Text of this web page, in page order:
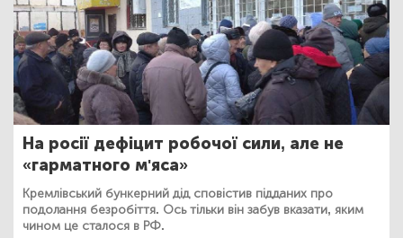
На росії дефіцит робочої сили, але не
«гарматного м'яса»
Кремлівський бункерний дід сповістив підданих про
подолання безробіття. Ось тільки він забув вказати, яким
чином це сталося в РФ.